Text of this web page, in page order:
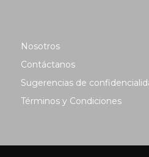
Nosotros
Contáctanos
Sugerencias de
Términos y Condiciones